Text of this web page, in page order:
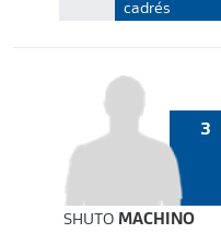
cadrés
3
SHUTO MACHINO